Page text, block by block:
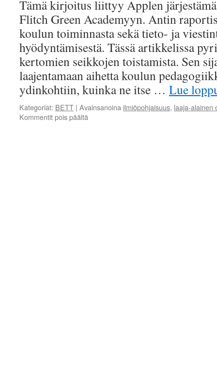
Tämä kirjoitus liittyy Applen
Flitch Green Academyyn. Antin
koulun toiminnasta sekä tieto- ja
hyödyntämisestä. Tässä artikkelissa
kertomien seikkojen toistamista. Sen
laajentamaan aihetta koulun
ydinkohtiin, kuinka ne itse … Lue
Kategoriat: BETT | Avainsanoina ilmiöpohjaisuus, laaja-alainen
Kommentit pois päältä